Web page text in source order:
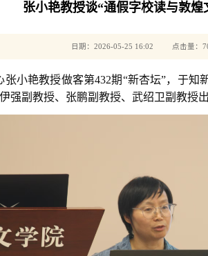
张小艳教授谈“通假字校读与敦煌
日期：2026-05-25 16:02 点击量：
小艳教授做客第432期“新杏坛”，于
副教授、张鹏副教授、武绍卫副教授